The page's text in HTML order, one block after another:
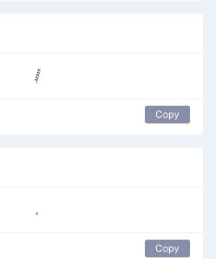
Copy
Copy